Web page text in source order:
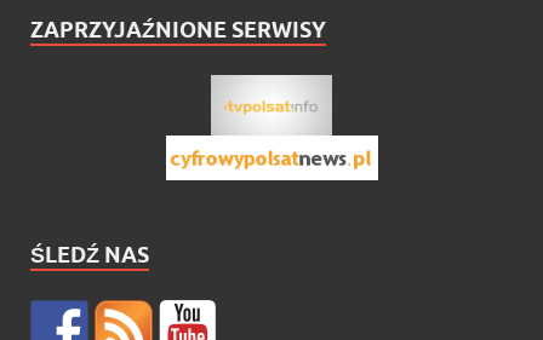
ZAPRZYJAŹNIONE SERWISY
ŚLEDŹ NAS